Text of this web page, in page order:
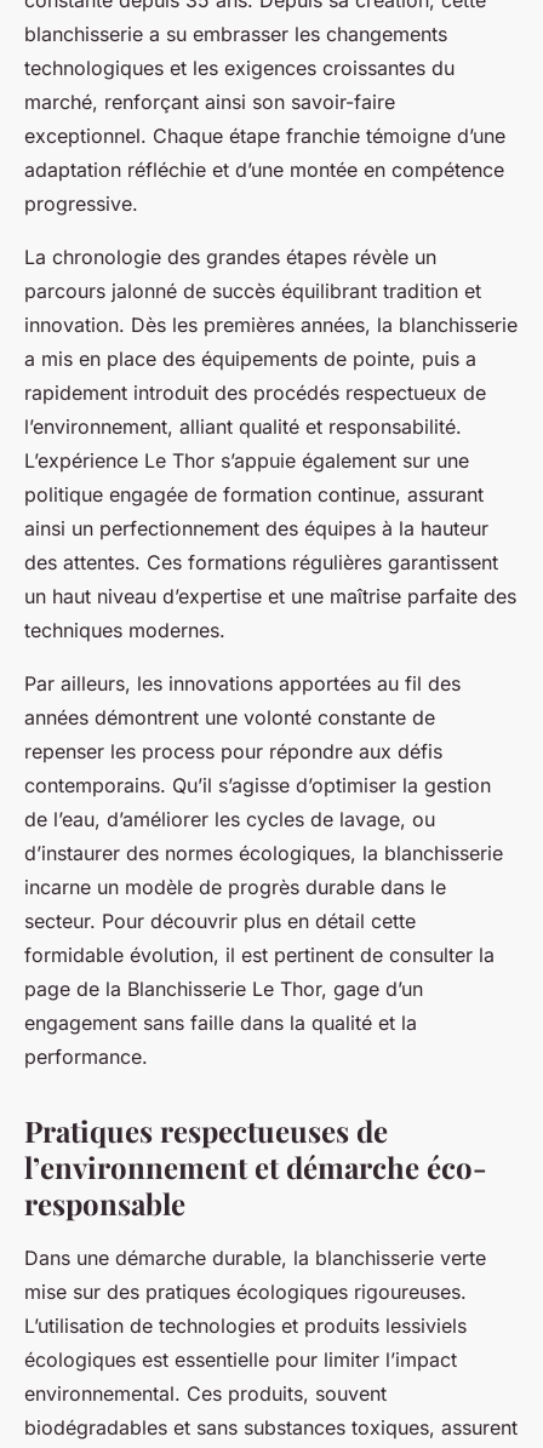
blanchisserie a su embrasser les changements
technologiques et les exigences croissantes du
marché, renforçant ainsi son savoir-faire
exceptionnel. Chaque étape franchie témoigne d’une
adaptation réfléchie et d’une montée en compétence
progressive.
La chronologie des grandes étapes révèle un
parcours jalonné de succès équilibrant tradition et
innovation. Dès les premières années, la blanchisserie
a mis en place des équipements de pointe, puis a
rapidement introduit des procédés respectueux de
l’environnement, alliant qualité et responsabilité.
L’expérience Le Thor s’appuie également sur une
politique engagée de formation continue, assurant
ainsi un perfectionnement des équipes à la hauteur
des attentes. Ces formations régulières garantissent
un haut niveau d’expertise et une maîtrise parfaite des
techniques modernes.
Par ailleurs, les innovations apportées au fil des
années démontrent une volonté constante de
repenser les process pour répondre aux défis
contemporains. Qu’il s’agisse d’optimiser la gestion
de l’eau, d’améliorer les cycles de lavage, ou
d’instaurer des normes écologiques, la blanchisserie
incarne un modèle de progrès durable dans le
secteur. Pour découvrir plus en détail cette
formidable évolution, il est pertinent de consulter la
page de la Blanchisserie Le Thor, gage d’un
engagement sans faille dans la qualité et la
performance.
Pratiques respectueuses de
l’environnement et démarche éco-
responsable
Dans une démarche durable, la blanchisserie verte
mise sur des pratiques écologiques rigoureuses.
L’utilisation de technologies et produits lessiviels
écologiques est essentielle pour limiter l’impact
environnemental. Ces produits, souvent
biodégradables et sans substances toxiques, assurent